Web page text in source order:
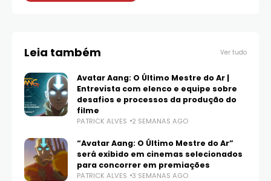
Leia também Ver tudo
Avatar Aang: O Último Mestre do Ar |
Entrevista com elenco e equipe sobre
desafios e processos da produção do
filme
PATRICK ALVES 2 SEMANAS AGO
“Avatar Aang: O Último Mestre do Ar”
será exibido em cinemas selecionados
para concorrer em premiações
PATRICK ALVES 3 SEMANAS AGO